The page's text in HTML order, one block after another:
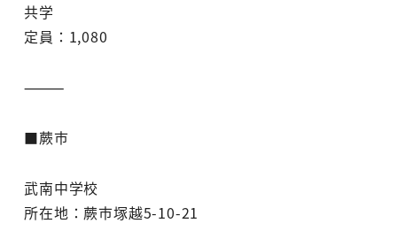
共学
定員：1,080
⸻
■蕨市
武南中学校
所在地：蕨市塚越5-10-21